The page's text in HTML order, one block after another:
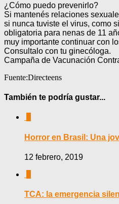
¿Cómo puedo prevenirlo?
Si mantenés relaciones
si nunca tuviste el virus, como
obligatoria para nenas de 11
muy importante continuar con
Consultalo con tu ginecóloga.
Campaña de Vacunación
Fuente:Directeens
También te podría gustar...
Horror en Brasil: Una
12 febrero, 2019
TCA: la emergencia